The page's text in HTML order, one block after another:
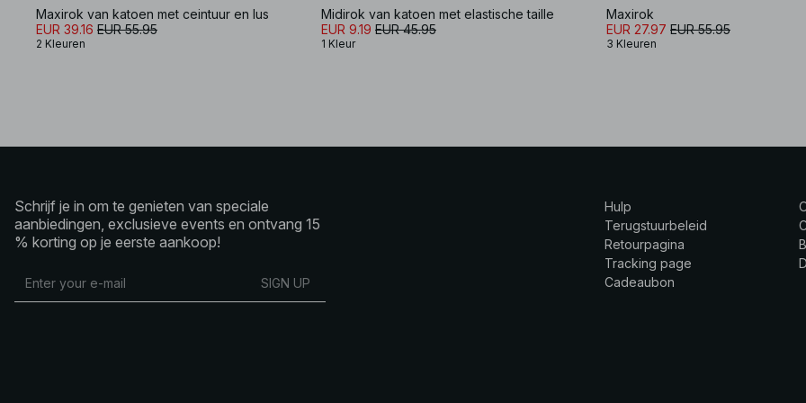
Maxirok van katoen met ceintuur en lus
EUR 39.16 EUR 55.95
2 Kleuren
Midirok van katoen met elastische taille
EUR 9.19 EUR 45.95
1 Kleur
Maxirok
EUR 27.97 EUR 55.95
3 Kleuren
Schrijf je in om te genieten van speciale
aanbiedingen, exclusieve events en ontvang 15
% korting op je eerste aankoop!
SIGN UP
Hulp
Terugstuurbeleid
Retourpagina
Tracking page
Cadeaubon